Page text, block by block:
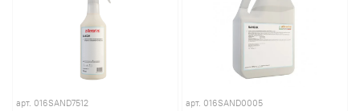
арт. 016SAND7512 арт. 016SAND0005